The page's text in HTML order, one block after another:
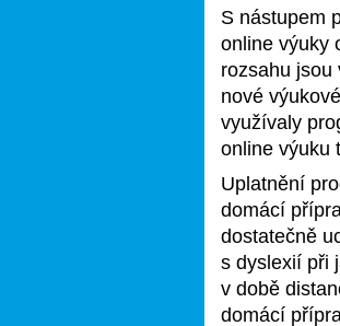
S nástupem
online výuky
rozsahu jsou
nové
využívaly
online výuku
Uplatnění
domácí
dostatečně
s dyslexií při
v době
domácí